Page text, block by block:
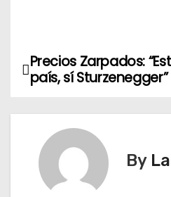
i
NPrecios Zarpados:
país, sí Sturzenegger”
By